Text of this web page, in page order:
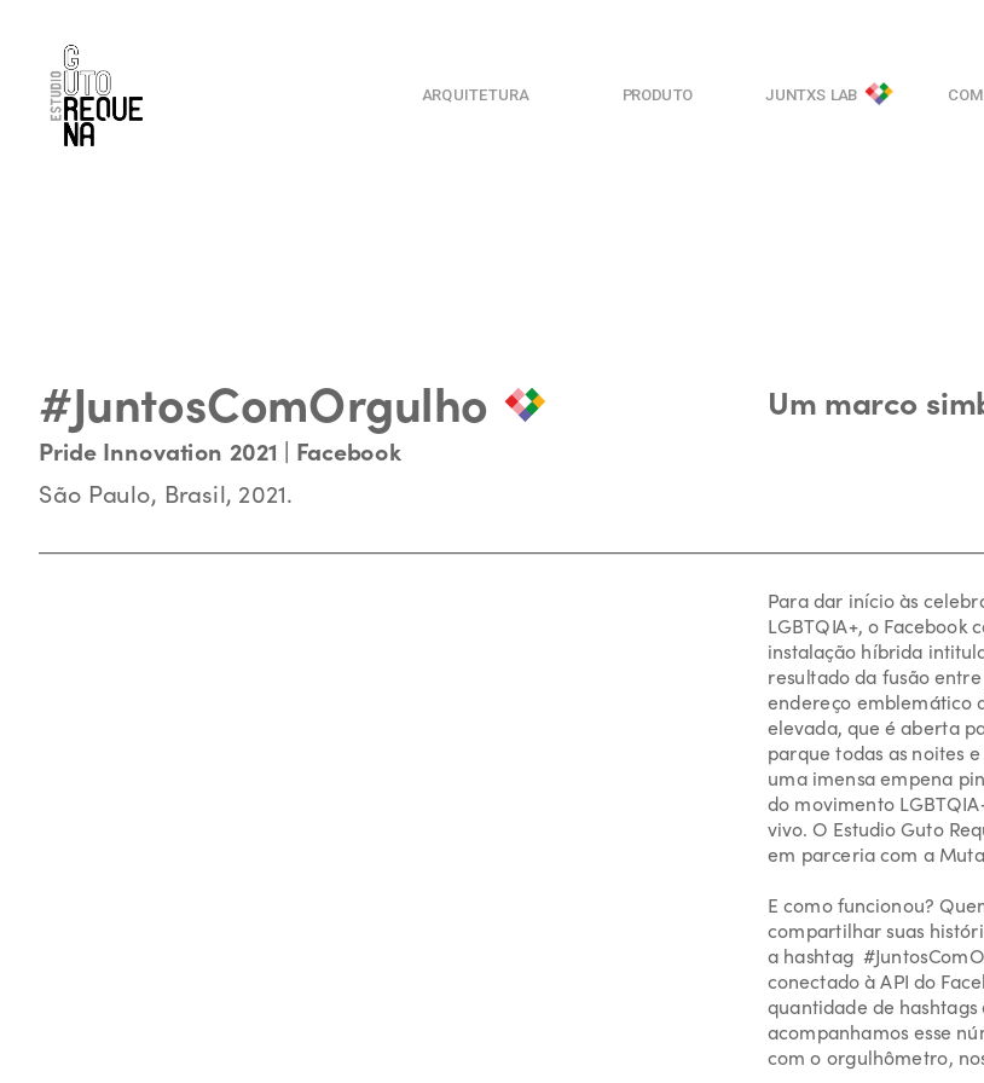
PRODUTO
ARQUITETURA JUNTXS LAB
#JuntosComOrgulho
Pride Innovation 2021 | Facebook
São Paulo, Brasil, 2021.
Um marco
Para dar início às
LGBTQIA+, o Facebook
instalação híbrida
resultado da fusão
endereço emblemático
elevada, que é aberta
parque todas as noites
uma imensa empena
do movimento
vivo. O Estudio Guto
E como funcionou?
compartilhar suas
a hashtag
conectado à API do
quantidade de
acompanhamos esse